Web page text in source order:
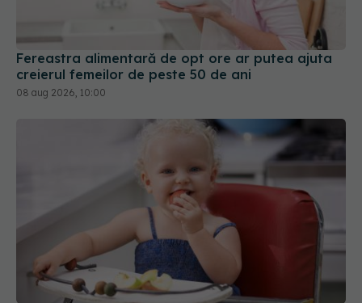
Fereastra alimentară de opt ore ar putea ajuta
creierul femeilor de peste 50 de ani
08 aug 2026, 10:00